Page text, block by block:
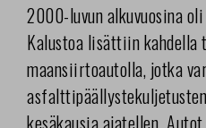
2000-luvun alkuvuosina
Kalustoa lisättiin
maansiirtoautolla, jotka
kesäkausia ajatellen.